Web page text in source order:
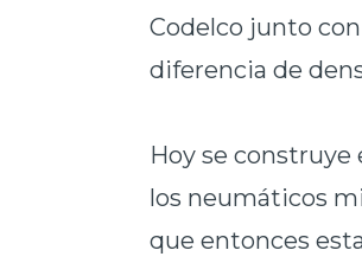
Codelco junto
diferencia de
Hoy se
los neumáticos
que entonces